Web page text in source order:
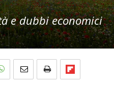
e dubbi economici